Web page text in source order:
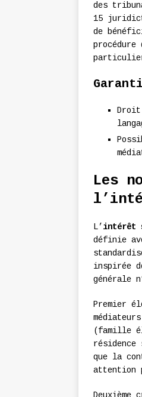
des
15
de
Les
L’ intérêt
définie
inspirée
générale
Premier
(famille
résidence
que la
attention